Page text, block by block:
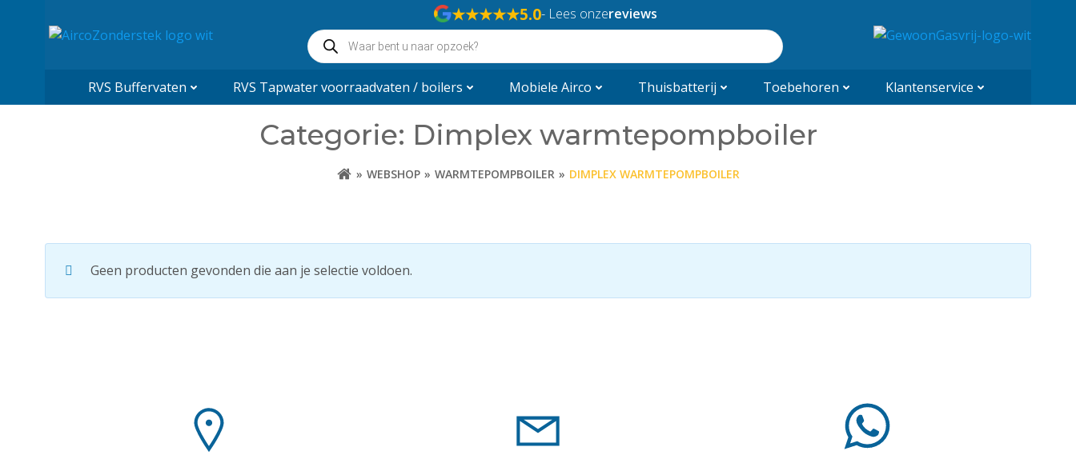
★★★★★5.0- Lees onzereviews
Producten
zoeken
RVS Buffervaten RVS Tapwater voorraadvaten / boilers Mobiele Airco Thuisbatterij Toebehoren Klantenservice
Categorie: Dimplex warmtepompboiler
WEBSHOP WARMTEPOMPBOILER DIMPLEX WARMTEPOMPBOILER
Geen producten gevonden die aan je selectie voldoen.